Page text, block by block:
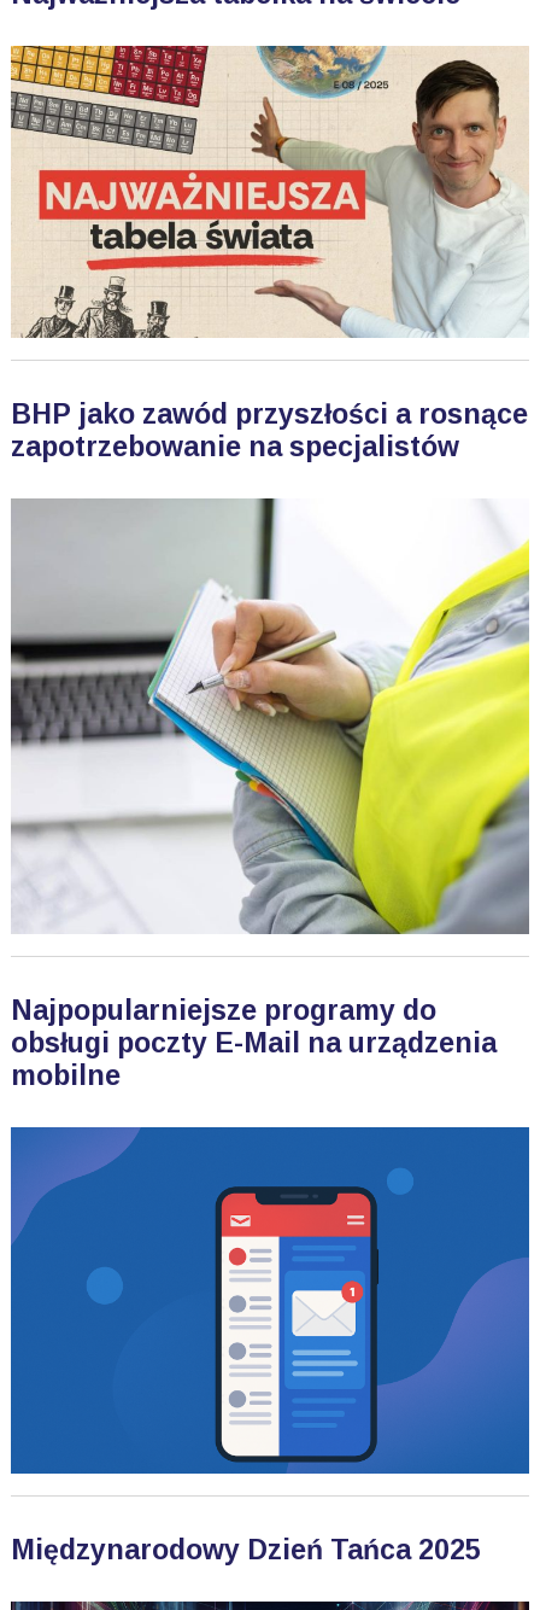
BHP jako zawód przyszłości a rosnące
zapotrzebowanie na specjalistów
Najpopularniejsze programy do
obsługi poczty E-Mail na urządzenia
mobilne
Międzynarodowy Dzień Tańca 2025